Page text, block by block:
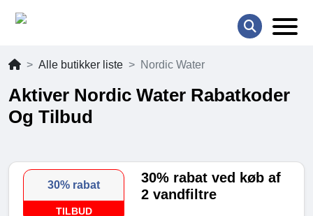
Alle butikker liste Nordic Water
Aktiver Nordic Water Rabatkoder
Og Tilbud
30% rabat
TILBUD
30% rabat ved køb af
2 vandfiltre